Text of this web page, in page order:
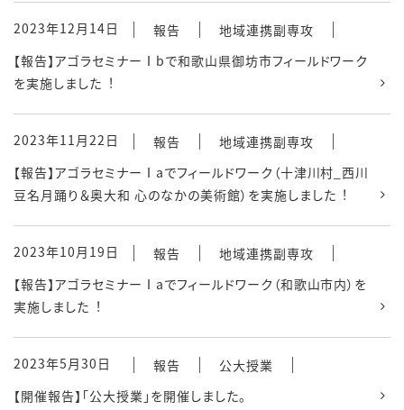
2023年12月14日 報告
地域連携副専攻
【報告】アゴラセミナーⅠbで和歌山県御坊市フィールドワーク
を実施しました︕
2023年11月22日 報告
地域連携副専攻
【報告】アゴラセミナーⅠaでフィールドワーク（十津川村_西川
豆名月踊り＆奥大和 心のなかの美術館）を実施しました︕
2023年10月19日 報告
地域連携副専攻
【報告】アゴラセミナーⅠaでフィールドワーク（和歌山市内）を
実施しました︕
2023年5月30日 報告
公大授業
【開催報告】「公大授業」を開催しました。